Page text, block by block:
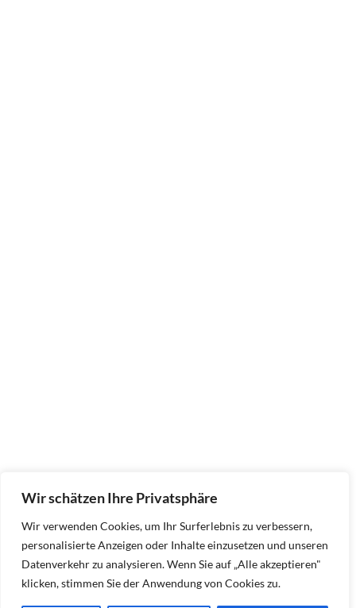
Wir schätzen Ihre Privatsphäre
Wir verwenden Cookies, um Ihr Surferlebnis zu verbessern,
personalisierte Anzeigen oder Inhalte einzusetzen und unseren
Datenverkehr zu analysieren. Wenn Sie auf „Alle akzeptieren"
klicken, stimmen Sie der Anwendung von Cookies zu.